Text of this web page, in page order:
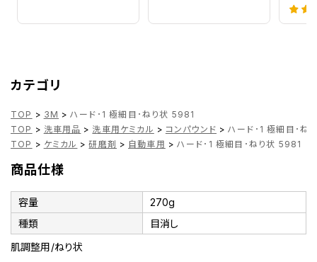
カテゴリ
TOP > 3M > ハード･1 極細目･ねり状 5981
TOP > 洗車用品 > 洗車用ケミカル > コンパウンド > ハード･1 極細目･ね
TOP > ケミカル > 研磨剤 > 自動車用 > ハード･1 極細目･ねり状 5981
商品仕様
容量
270g
種類
目消し
肌調整用/ねり状